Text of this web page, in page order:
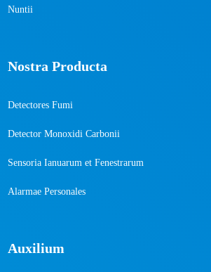
Nuntii
Nostra Producta
Detectores Fumi
Detector Monoxidi Carbonii
Sensoria Ianuarum et Fenestrarum
Alarmae ​​Personales
Auxilium